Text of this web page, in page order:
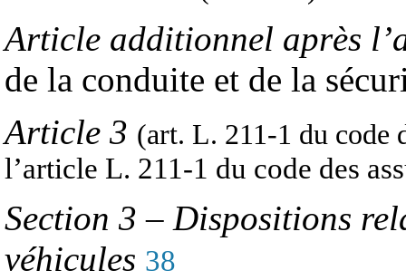
Article additionnel après
de la conduite et de la
Article 3 (art. L. 211-1 du code
l’article L. 211-1 du code des
Section 3 – Dispositions
véhicules 38